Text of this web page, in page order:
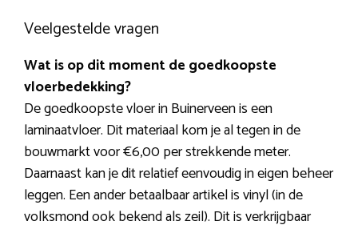
Veelgestelde vragen
Wat is op dit moment de goedkoopste
vloerbedekking?
De goedkoopste vloer in Buinerveen is een
laminaatvloer. Dit materiaal kom je al tegen in de
bouwmarkt voor €6,00 per strekkende meter.
Daarnaast kan je dit relatief eenvoudig in eigen beheer
leggen. Een ander betaalbaar artikel is vinyl (in de
volksmond ook bekend als zeil). Dit is verkrijgbaar